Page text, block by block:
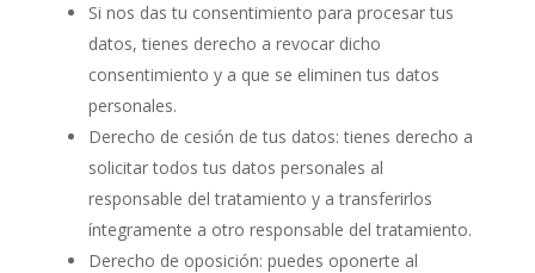
Si nos das tu consentimiento para procesar tus
datos, tienes derecho a revocar dicho
consentimiento y a que se eliminen tus datos
personales.
Derecho de cesión de tus datos: tienes derecho a
solicitar todos tus datos personales al
responsable del tratamiento y a transferirlos
íntegramente a otro responsable del tratamiento.
Derecho de oposición: puedes oponerte al